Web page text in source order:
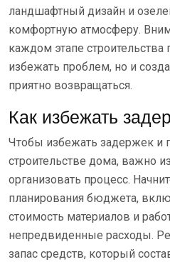
ландшафтный дизайн и
комфортную атмосферу.
каждом этапе строительства
избежать проблем, но и
приятно возвращаться.
Как избежать
Чтобы избежать задержек и
строительстве дома, важно
организовать процесс.
планирования бюджета,
стоимость материалов и
непредвиденные расходы.
запас средств, который